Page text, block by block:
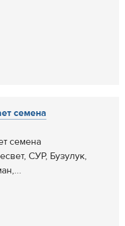
семена
семена
СУР, Бузулук,